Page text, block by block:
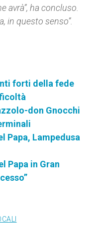
ha concluso.
in questo senso”.
forti della fede
don Gnocchi
Papa, Lampedusa
Papa in Gran